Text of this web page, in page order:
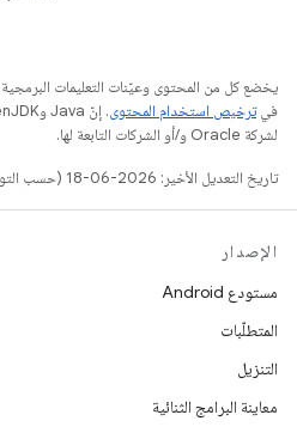
يخضع كل من المحتوى وعيّنات التعليمات
فيترخيص استخدام المحتوى
لشركة Oracle و/أو الشركات التابعة لها.
تاريخ التعديل الأخير: 2026-06-18 (حسب التوقيت العالمي المتفَّق عليه)
الإصدار
مستودع Android
المتطلّبات
التنزيل
معاينة البرامج الثنائية